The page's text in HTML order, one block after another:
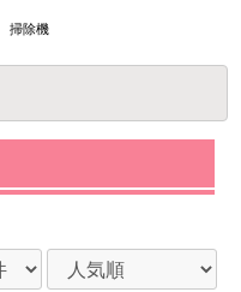
掃除機